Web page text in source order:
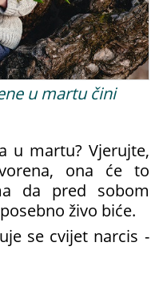
u martu čini
u martu? Vjerujte,
ona će to
da pred sobom
živo biće.
se cvijet narcis -